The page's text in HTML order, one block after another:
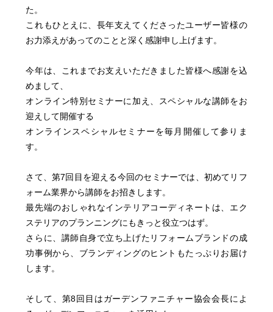
た。
これもひとえに、長年支えてくださったユーザー皆様の
お力添えがあってのことと深く感謝申し上げます。
今年は、これまでお支えいただきました皆様へ感謝を込
めまして、
オンライン特別セミナーに加え、スペシャルな講師をお
迎えして開催する
オンラインスペシャルセミナーを毎月開催して参りま
す。
さて、第7回目を迎える今回のセミナーでは、初めてリフ
ォーム業界から講師をお招きします。
最先端のおしゃれなインテリアコーディネートは、エク
ステリアのプランニングにもきっと役立つはず。
さらに、講師自身で立ち上げたリフォームブランドの成
功事例から、ブランディングのヒントもたっぷりお届け
します。
そして、第8回目はガーデンファニチャー協会会長によ